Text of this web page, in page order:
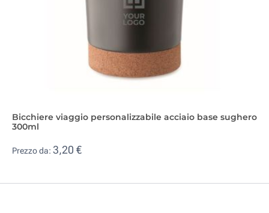
Bicchiere viaggio personalizzabile acciaio base sughero
300ml
Prezzo da: 3,20 €